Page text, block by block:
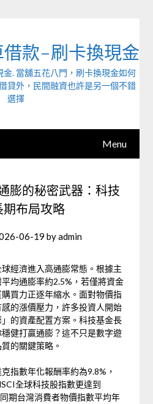
款-刷卡換現金
. 當舖五花八門，刷卡換現金如何
貸外，民間融資也許是另一個不錯
選擇
Menu
膨的秘密武器：科技
期布局攻略
06-19 byadmin
經濟進入高通膨常態。根據主
均通膨率約2.5%，若僅將資金
買力正逐年縮水。面對物價指
的漲價壓力，許多投資人開始
的資產配置方案。科技基金長
健打贏通膨？這不只是數字遊
的關鍵策略。
指數年化報酬率約為9.8%，
全球科技股指數更達到
期台灣消費者物價指數平均年